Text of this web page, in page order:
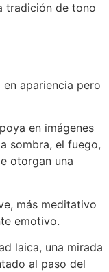
tradición de tono
apariencia pero
en imágenes
sombra, el fuego,
otorgan una
más meditativo
emotivo.
laica, una mirada
al paso del